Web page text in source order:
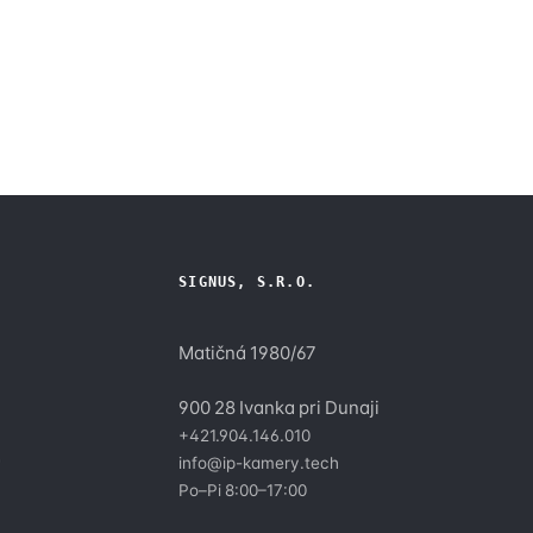
SIGNUS, S.R.O.
Matičná 1980/67
900 28 Ivanka pri Dunaji
+421.904.146.010
info@ip-kamery.tech
Po–Pi 8:00–17:00